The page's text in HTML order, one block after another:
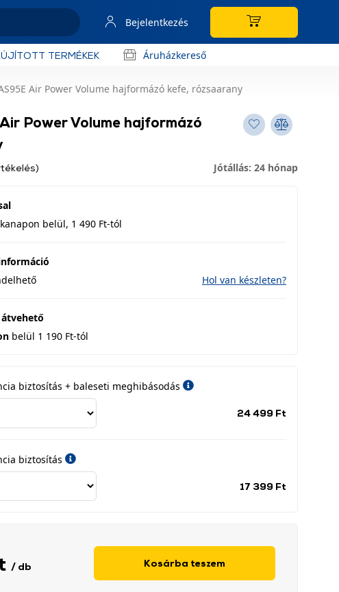
Bejelentkezés
TERMÉKEK Áruházkereső
Air Power Volume hajformázó kefe, rózsaarany
Power Volume hajformázó
Jótállás: 24 hónap
belül, 1 490 Ft-tól
Hol van készleten?
belül 1 190 Ft-tól
biztosítás + baleseti meghibásodás
időszak
24 499 Ft
biztosítás
időszak
17 399 Ft
/ db Kosárba teszem